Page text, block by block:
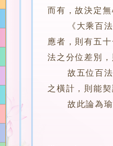
而有，故決定無
《大乘百法明
應者，則有五
法之分位差別
故五位百法，
之橫計，則能契
故此論為瑜